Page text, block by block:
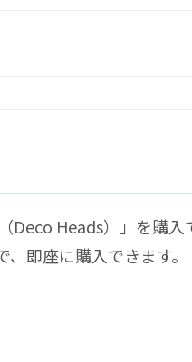
Deco Heads）」を購
、即座に購入できます